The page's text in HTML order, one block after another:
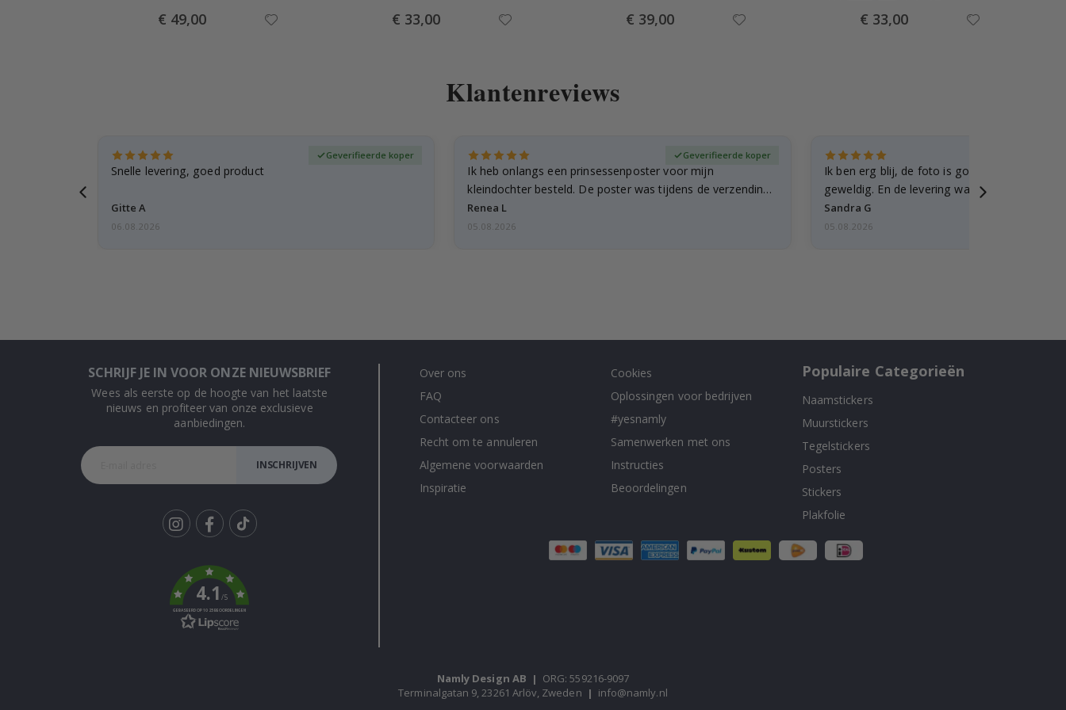
Special
Price
€ 49,00 Special
Price
€ 33,00 Special
Price
€ 39,00 Special
Price
€ 33,00
Klantenreviews
Snelle levering, goed product
Gitte A
Geverifieerde koper
06.08.2026
Ik heb onlangs een prinsessenposter voor mijn
kleindochter besteld. De poster was tijdens de verzending
licht…
Renea L
Geverifieerde koper
05.08.2026
Ik ben erg blij, de foto is goed gelukt en de
geweldig. En de levering was snel.
Sandra G
05.08.2026
SCHRIJF JE IN VOOR ONZE NIEUWSBRIEF
Wees als eerste op de hoogte van het laatste
nieuws en profiteer van onze exclusieve
aanbiedingen.
INSCHRIJVEN
k
4.1/5
GEBASEERD OP 1025 BEOORDELINGEN
Over ons
FAQ
Contacteer ons
Recht om te annuleren
Algemene voorwaarden
Inspiratie
Cookies
Oplossingen voor bedrijven
#yesnamly
Samenwerken met ons
Instructies
Beoordelingen
Populaire Categorieën
Naamstickers
Muurstickers
Tegelstickers
Posters
Stickers
Plakfolie
Namly Design AB | ORG: 559216-9097
Terminalgatan 9, 23261 Arlöv, Zweden | info@namly.nl